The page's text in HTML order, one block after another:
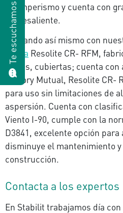
intemperismo y cuenta con
sobresaliente.
Contando así mismo con
opaca Resolite CR- RFM,
muros, cubiertas; cuenta
Factory Mutual, Resolite CR-
para uso sin limitaciones de
aspersión. Cuenta con
Viento I-90, cumple con la
D3841, excelente opción
disminuye el mantenimiento
construcción.
Contacta a los expertos
En Stabilit trabajamos día
Te escuchamos